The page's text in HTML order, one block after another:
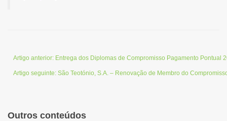
Artigo anterior: Entrega dos Diplomas de Compromisso Pagamento Pontual
Artigo seguinte: São Teotónio, S.A. – Renovação de Membro do
Outros conteúdos